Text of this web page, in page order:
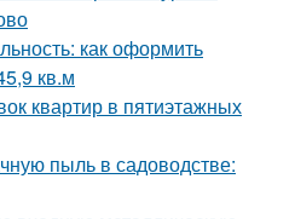
как оформить
кв.м
квартир в пятиэтажных
пыль в садоводстве: